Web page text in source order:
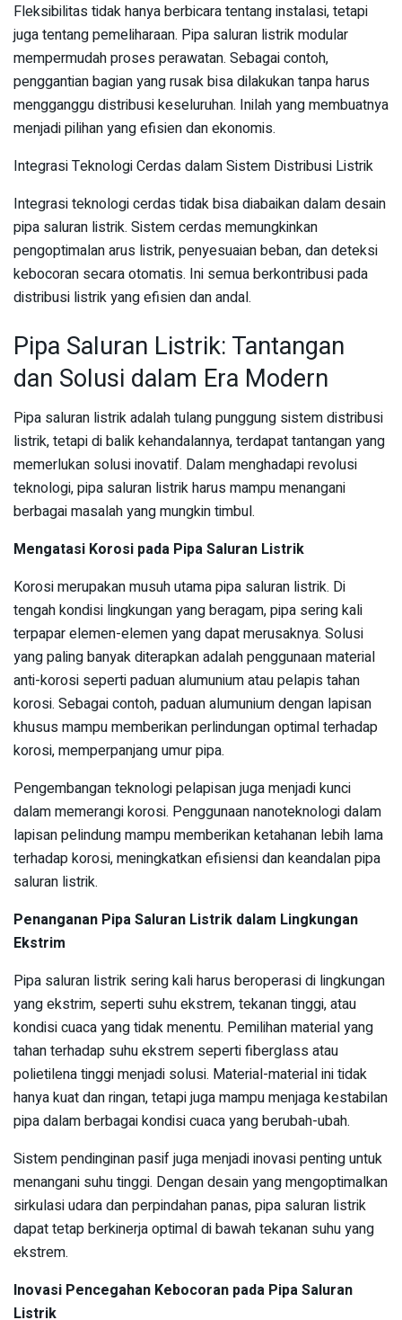
Fleksibilitas tidak hanya berbicara tentang instalasi, tetapi
juga tentang pemeliharaan. Pipa saluran listrik modular
mempermudah proses perawatan. Sebagai contoh,
penggantian bagian yang rusak bisa dilakukan tanpa harus
mengganggu distribusi keseluruhan. Inilah yang membuatnya
menjadi pilihan yang efisien dan ekonomis.
Integrasi Teknologi Cerdas dalam Sistem Distribusi Listrik
Integrasi teknologi cerdas tidak bisa diabaikan dalam desain
pipa saluran listrik. Sistem cerdas memungkinkan
pengoptimalan arus listrik, penyesuaian beban, dan deteksi
kebocoran secara otomatis. Ini semua berkontribusi pada
distribusi listrik yang efisien dan andal.
Pipa Saluran Listrik: Tantangan
dan Solusi dalam Era Modern
Pipa saluran listrik adalah tulang punggung sistem distribusi
listrik, tetapi di balik kehandalannya, terdapat tantangan yang
memerlukan solusi inovatif. Dalam menghadapi revolusi
teknologi, pipa saluran listrik harus mampu menangani
berbagai masalah yang mungkin timbul.
Mengatasi Korosi pada Pipa Saluran Listrik
Korosi merupakan musuh utama pipa saluran listrik. Di
tengah kondisi lingkungan yang beragam, pipa sering kali
terpapar elemen-elemen yang dapat merusaknya. Solusi
yang paling banyak diterapkan adalah penggunaan material
anti-korosi seperti paduan alumunium atau pelapis tahan
korosi. Sebagai contoh, paduan alumunium dengan lapisan
khusus mampu memberikan perlindungan optimal terhadap
korosi, memperpanjang umur pipa.
Pengembangan teknologi pelapisan juga menjadi kunci
dalam memerangi korosi. Penggunaan nanoteknologi dalam
lapisan pelindung mampu memberikan ketahanan lebih lama
terhadap korosi, meningkatkan efisiensi dan keandalan pipa
saluran listrik.
Penanganan Pipa Saluran Listrik dalam Lingkungan
Ekstrim
Pipa saluran listrik sering kali harus beroperasi di lingkungan
yang ekstrim, seperti suhu ekstrem, tekanan tinggi, atau
kondisi cuaca yang tidak menentu. Pemilihan material yang
tahan terhadap suhu ekstrem seperti fiberglass atau
polietilena tinggi menjadi solusi. Material-material ini tidak
hanya kuat dan ringan, tetapi juga mampu menjaga kestabilan
pipa dalam berbagai kondisi cuaca yang berubah-ubah.
Sistem pendinginan pasif juga menjadi inovasi penting untuk
menangani suhu tinggi. Dengan desain yang mengoptimalkan
sirkulasi udara dan perpindahan panas, pipa saluran listrik
dapat tetap berkinerja optimal di bawah tekanan suhu yang
ekstrem.
Inovasi Pencegahan Kebocoran pada Pipa Saluran
Listrik